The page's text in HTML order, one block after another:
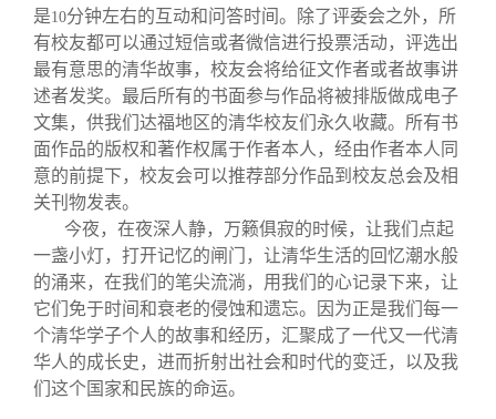
是10分钟左右的互动和问答时间。除了评委会之外，所
有校友都可以通过短信或者微信进行投票活动，评选出
最有意思的清华故事，校友会将给征文作者或者故事讲
述者发奖。最后所有的书面参与作品将被排版做成电子
文集，供我们达福地区的清华校友们永久收藏。所有书
面作品的版权和著作权属于作者本人，经由作者本人同
意的前提下，校友会可以推荐部分作品到校友总会及相
关刊物发表。
今夜，在夜深人静，万籁俱寂的时候，让我们点起
一盏小灯，打开记忆的闸门，让清华生活的回忆潮水般
的涌来，在我们的笔尖流淌，用我们的心记录下来，让
它们免于时间和衰老的侵蚀和遗忘。因为正是我们每一
个清华学子个人的故事和经历，汇聚成了一代又一代清
华人的成长史，进而折射出社会和时代的变迁，以及我
们这个国家和民族的命运。